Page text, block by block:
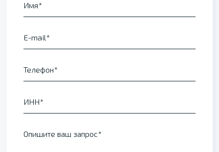
Имя
E-mail
Телефон
ИНН
Опишите ваш запрос